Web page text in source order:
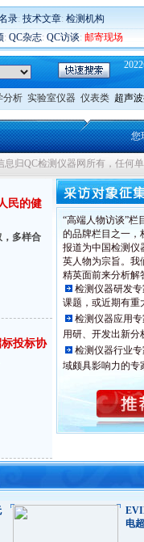
录: 技术文章: 检测机构
: QC杂志: QC访谈: 邮寄现场
分析 实验室仪器 仪表类 超声
您
息归QC检测仪器网所有，任何
民的健
，多样合
投标协
“高端人物访谈”栏
的品牌栏目之一，
报道为中国检测仪
英人物为宗旨。我
精英面前来分析解
检测仪器研发
课题，或近期有重
检测仪器应用
用研、开发出新分
检测仪器行业
域颇具影响力的专
电